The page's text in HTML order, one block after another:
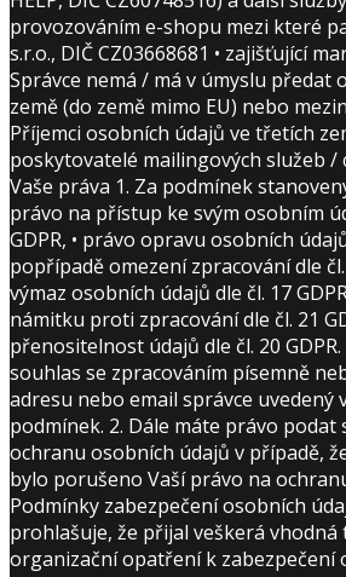
provozováním e-shopu mezi které
s.r.o., DIČ CZ03668681 • zajišťující
Správce nemá / má v úmyslu předat
země (do země mimo EU) nebo
Příjemci osobních údajů ve třetích
poskytovatelé mailingových služeb /
Vaše práva 1. Za podmínek
právo na přístup ke svým osobním
GDPR, • právo opravu osobních
popřípadě omezení zpracování dle čl.
výmaz osobních údajů dle čl. 17
námitku proti zpracování dle čl. 21
přenositelnost údajů dle čl. 20
souhlas se zpracováním písemně
adresu nebo email správce uvedený
podmínek. 2. Dále máte právo
ochranu osobních údajů v případě,
bylo porušeno Vaší právo na
Podmínky zabezpečení osobních
prohlašuje, že přijal veškerá vhodná
organizační opatření k zabezpečení